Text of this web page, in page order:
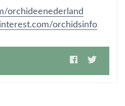
orchideenederland
orchidsinfo